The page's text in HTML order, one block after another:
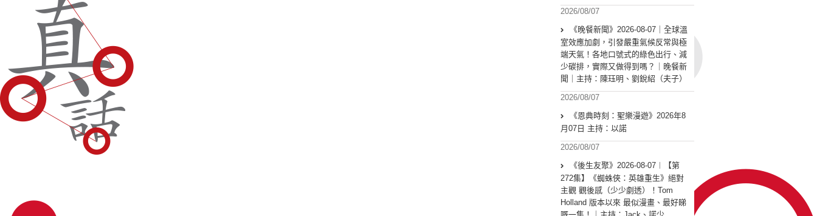
2026/08/07
《晚餐新聞》2026-08-07｜全球溫
室效應加劇，引發嚴重氣候反常與極
端天氣！各地口號式的綠色出行、減
少碳排，實際又做得到嗎？｜晚餐新
聞｜主持：陳珏明、劉銳紹（夫子）
2026/08/07
《恩典時刻：聖樂漫遊》2026年8
月07日 主持：以諾
2026/08/07
《後生友聚》2026-08-07︱【第
272集】《蜘蛛俠：英雄重生》絕對
主觀 觀後感（少少劇透）！Tom
Holland 版本以來 最似漫畫、最好睇